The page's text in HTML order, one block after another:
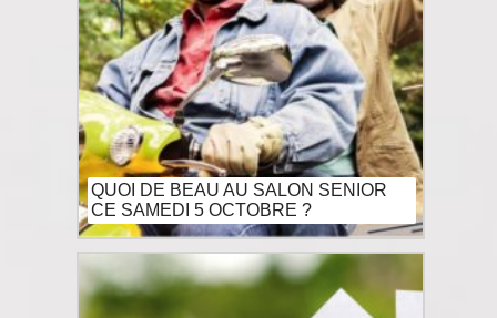
QUOI DE BEAU AU SALON SENIOR
CE SAMEDI 5 OCTOBRE ?